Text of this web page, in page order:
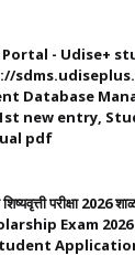
Portal - Udise+
Database
new entry,
pdf
परीक्षा 2026
Exam